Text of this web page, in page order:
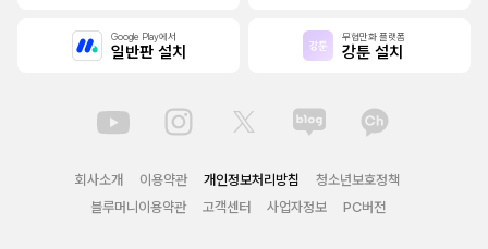
Google Play에서
일반판 설치
무협만화 플랫폼
강툰 설치
회사소개 이용약관 개인정보처리방침
청소년보호정책
블루머니이용약관
고객센터 사업자정보 PC버전